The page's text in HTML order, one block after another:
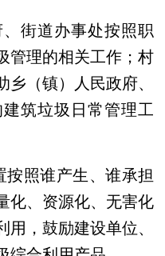
街道办事处按照职
管理的相关工作；村
（镇）人民政府、
筑垃圾日常管理工
照谁产生、谁承担
化、资源化、无害化
，鼓励建设单位、